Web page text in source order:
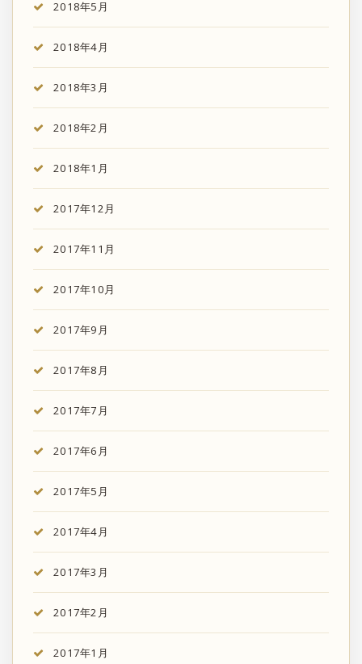
2018年5月
2018年4月
2018年3月
2018年2月
2018年1月
2017年12月
2017年11月
2017年10月
2017年9月
2017年8月
2017年7月
2017年6月
2017年5月
2017年4月
2017年3月
2017年2月
2017年1月